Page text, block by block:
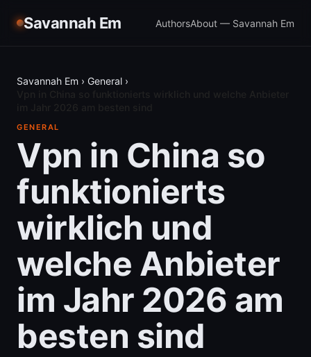
Savannah Em AuthorsAbout — Savannah Em
Savannah Em › General ›
GENERAL
Vpn in China so
funktionierts
wirklich und
welche Anbieter
im Jahr 2026 am
besten sind